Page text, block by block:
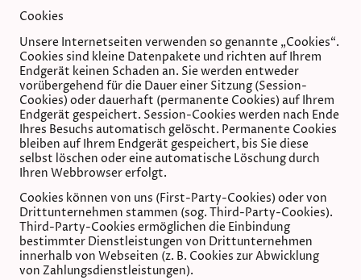
Cookies
Unsere Internetseiten verwenden so genannte „Cookies“.
Cookies sind kleine Datenpakete und richten auf Ihrem
Endgerät keinen Schaden an. Sie werden entweder
vorübergehend für die Dauer einer Sitzung (Session-
Cookies) oder dauerhaft (permanente Cookies) auf Ihrem
Endgerät gespeichert. Session-Cookies werden nach Ende
Ihres Besuchs automatisch gelöscht. Permanente Cookies
bleiben auf Ihrem Endgerät gespeichert, bis Sie diese
selbst löschen oder eine automatische Löschung durch
Ihren Webbrowser erfolgt.
Cookies können von uns (First-Party-Cookies) oder von
Drittunternehmen stammen (sog. Third-Party-Cookies).
Third-Party-Cookies ermöglichen die Einbindung
bestimmter Dienstleistungen von Drittunternehmen
innerhalb von Webseiten (z. B. Cookies zur Abwicklung
von Zahlungsdienstleistungen).